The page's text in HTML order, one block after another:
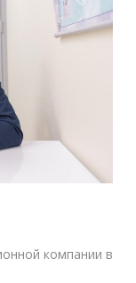
компании в